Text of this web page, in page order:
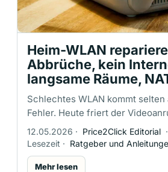
Heim-WLAN
Abbrüche, kein
langsame Räume,
Schlechtes WLAN kommt
Fehler. Heute friert der
meldet der Laptop “verbunden,
Konsole zeigt striktes …
12.05.2026 · Price2Click Editorial ·
Lesezeit · Ratgeber und
Mehr lesen